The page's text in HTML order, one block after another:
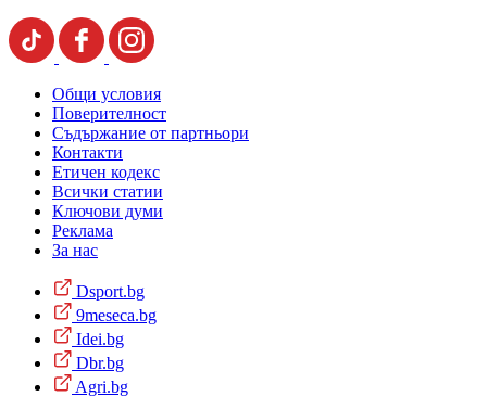
Общи условия
Поверителност
Съдържание от партньори
Контакти
Етичен кодекс
Всички статии
Ключови думи
Реклама
За нас
Dsport.bg
9meseca.bg
Idei.bg
Dbr.bg
Agri.bg